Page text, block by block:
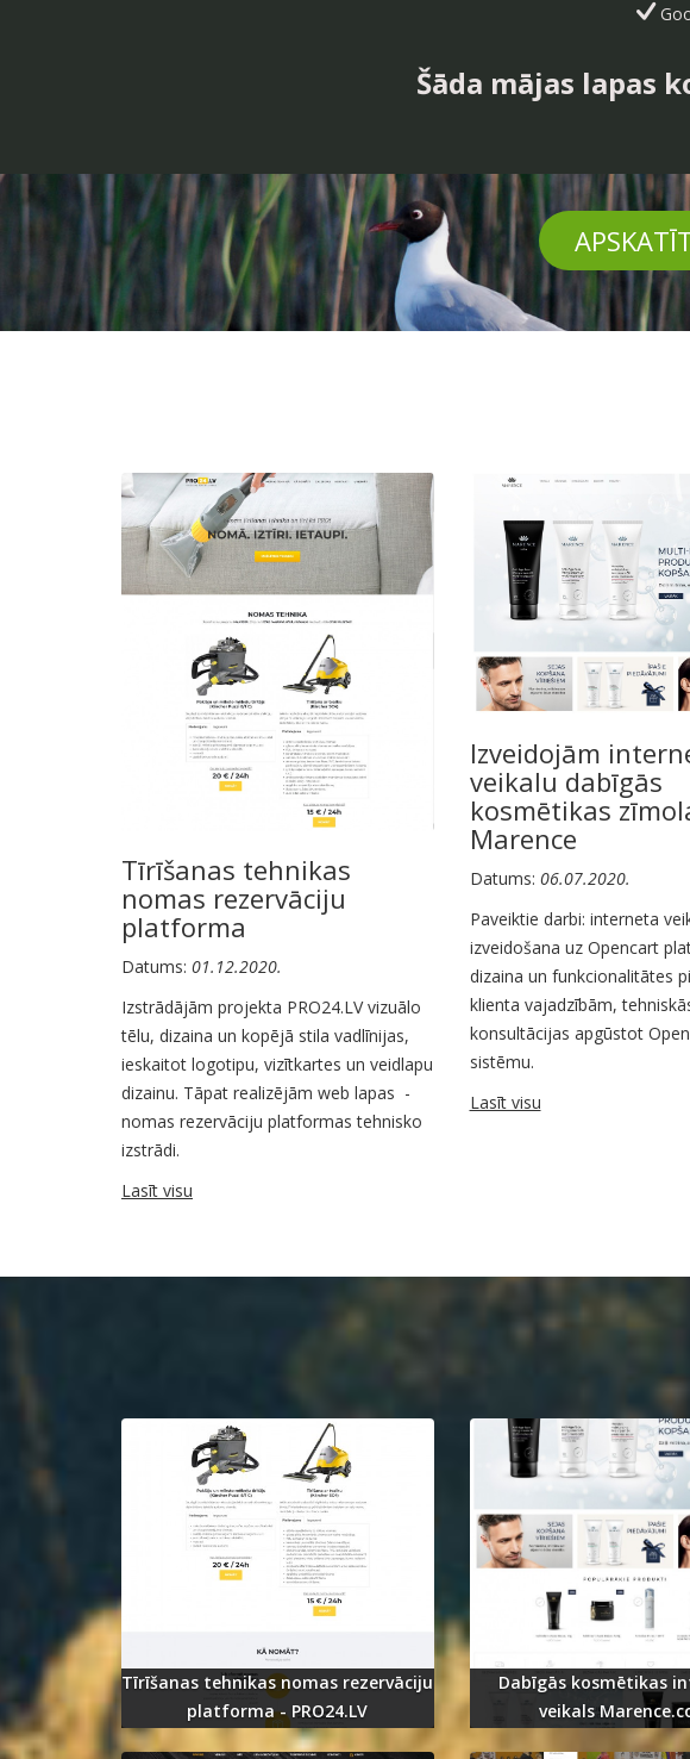
Šāda mājas lapas
Tīrīšanas tehnikas
nomas rezervāciju
platforma
Datums: 01.12.2020.
Izstrādājām projekta PRO24.LV vizuālo
tēlu, dizaina un kopējā stila vadlīnijas,
ieskaitot logotipu, vizītkartes un veidlapu
dizainu. Tāpat realizējām web lapas -
nomas rezervāciju platformas tehnisko
izstrādi.
Lasīt visu
Izveidojām
veikalu dabīgās
kosmētikas
Marence
Datums: 06.07.2020.
Paveiktie darbi: interneta
izveidošana uz Opencart
dizaina un funkcionalitātes
klienta vajadzībām,
konsultācijas apgūstot
sistēmu.
Lasīt visu
Tīrīšanas tehnikas nomas rezervāciju
platforma - PRO24.LV
Dabīgās kosmētikas
veikals